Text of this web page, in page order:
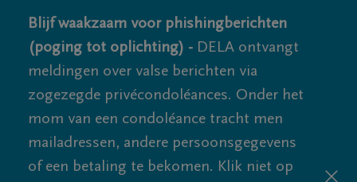
Blijf waakzaam voor phishingberichten
(poging tot oplichting) - DELA ontvangt
meldingen over valse berichten via
zogezegde privécondoléances. Onder het
mom van een condoléance tracht men
mailadressen, andere persoonsgegevens
of een betaling te bekomen. Klik niet op